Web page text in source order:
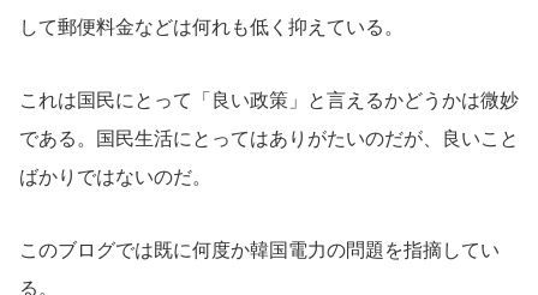
して郵便料金などは何れも低く抑えている。
これは国民にとって「良い政策」と言えるかどうかは微妙
である。国民生活にとってはありがたいのだが、良いこと
ばかりではないのだ。
このブログでは既に何度か韓国電力の問題を指摘してい
る。